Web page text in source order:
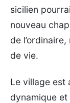
sicilien
nouveau
de
de vie.
Le village est
dynamique et